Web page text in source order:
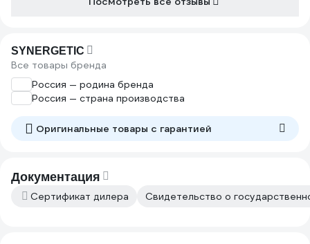
SYNERGETIC
Все товары бренда
Россия — родина бренда
Россия — страна производства
Оригинальные товары c гарантией
Документация
Сертификат дилера Свидетельство о